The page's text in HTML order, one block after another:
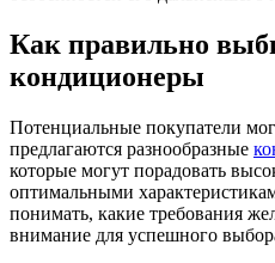
Как правильно
кондиционеры
Потенциальные покупатели
предлагаются разнообразные
которые могут порадовать
оптимальными
понимать, какие требования
внимание для успешного